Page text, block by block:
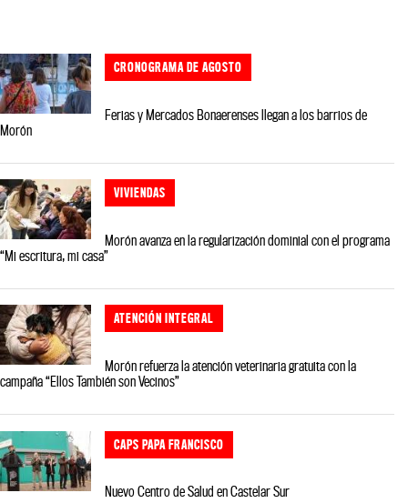
CRONOGRAMA DE AGOSTO
Ferias y Mercados Bonaerenses llegan a los barrios de
Morón
VIVIENDAS
Morón avanza en la regularización dominial con el programa
“Mi escritura, mi casa”
ATENCIÓN INTEGRAL
Morón refuerza la atención veterinaria gratuita con la
campaña “Ellos También son Vecinos”
CAPS PAPA FRANCISCO
Nuevo Centro de Salud en Castelar Sur